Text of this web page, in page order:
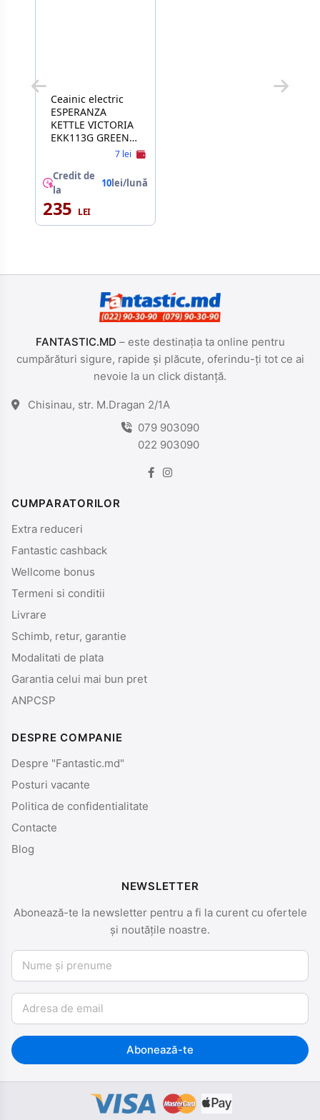
Ceainic electric
ESPERANZA
KETTLE VICTORIA
EKK113G GREEN,
1800W, INOX, 1.8
HEATING
ELEMENT, 360°
SWIVEL BASE,
AUTO SHUT-OFF
AFTER BOILING
7 lei
Credit de
la
10lei/lună
235
FANTASTIC.MD – este destinația ta online pentru
cumpărături sigure, rapide și plăcute, oferindu-ți tot ce ai
nevoie la un click distanță.
Chisinau, str. M.Dragan 2/1A
079 903090
022 903090
CUMPARATORILOR
Extra reduceri
Fantastic cashback
Wellcome bonus
Termeni si conditii
Livrare
Schimb, retur, garantie
Modalitati de plata
Garantia celui mai bun pret
ANPCSP
DESPRE COMPANIE
Despre "Fantastic.md"
Posturi vacante
Politica de confidentialitate
Contacte
Blog
NEWSLETTER
Abonează-te la newsletter pentru a fi la curent cu ofertele
și noutățile noastre.
Nume și prenume
Email
Abonează-te